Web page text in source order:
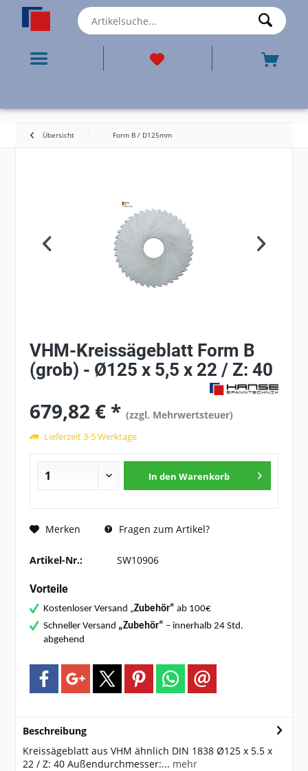
Übersicht Form B / D125mm
VHM-Kreissägeblatt Form B
(grob) - Ø125 x 5,5 x 22 / Z: 40
679,82 € *(zzgl. Mehrwertsteuer)
Lieferzeit 3-5 Werktage
In den Warenkorb
Merken Fragen zum Artikel?
Artikel-Nr.: SW10906
Vorteile
Kostenloser Versand „Zubehör“ ab 100€
Schneller Versand „Zubehör“ – innerhalb 24 Std.
abgehend
Beschreibung
Kreissägeblatt aus VHM ähnlich DIN 1838 Ø125 x 5.5 x
22 / Z: 40 Außendurchmesser:... mehr